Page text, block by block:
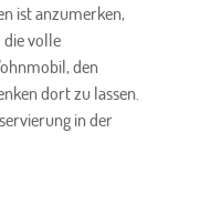
ist anzumerken,
die volle
den
dort zu lassen.
in der